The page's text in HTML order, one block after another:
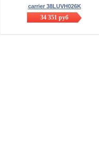
carrier 38LUVH026K
34 351 руб